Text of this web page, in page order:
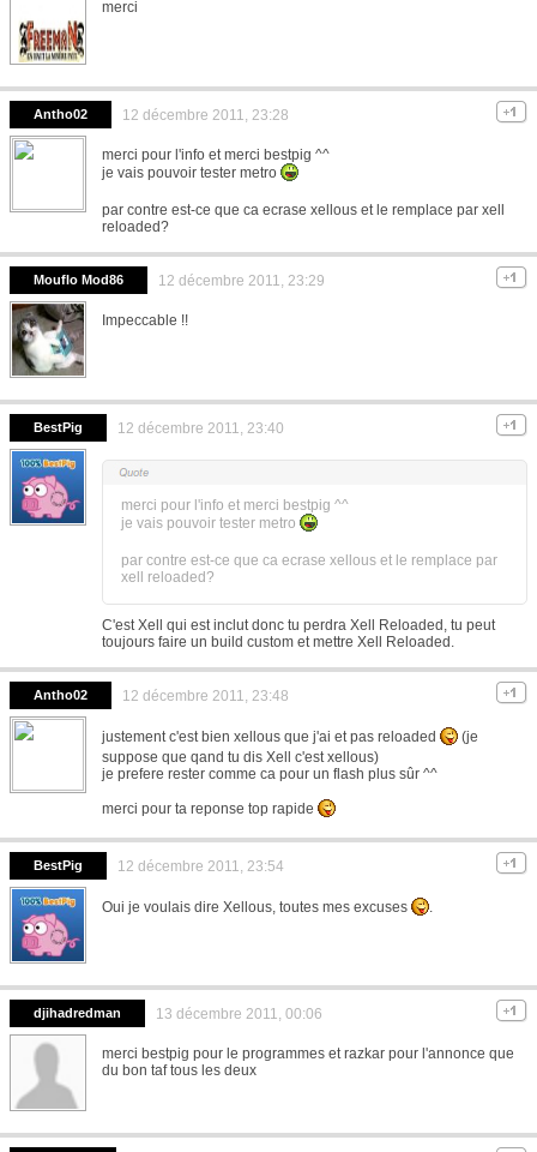
merci
Antho02 12 décembre 2011, 23:28
merci pour l'info et merci bestpig ^^
je vais pouvoir tester metro
par contre est-ce que ca ecrase xellous et le remplace par xell
reloaded?
Mouflo Mod86 12 décembre 2011, 23:29
Impeccable !!
BestPig 12 décembre 2011, 23:40
merci pour l'info et merci bestpig ^^
je vais pouvoir tester metro
par contre est-ce que ca ecrase xellous et le remplace par
xell reloaded?
C'est Xell qui est inclut donc tu perdra Xell Reloaded, tu peut
toujours faire un build custom et mettre Xell Reloaded.
Antho02 12 décembre 2011, 23:48
justement c'est bien xellous que j'ai et pas reloaded
(je
suppose que qand tu dis Xell c'est xellous)
je prefere rester comme ca pour un flash plus sûr ^^
merci pour ta reponse top rapide
BestPig 12 décembre 2011, 23:54
Oui je voulais dire Xellous, toutes mes excuses .
djihadredman 13 décembre 2011, 00:06
merci bestpig pour le programmes et razkar pour l'annonce que
du bon taf tous les deux